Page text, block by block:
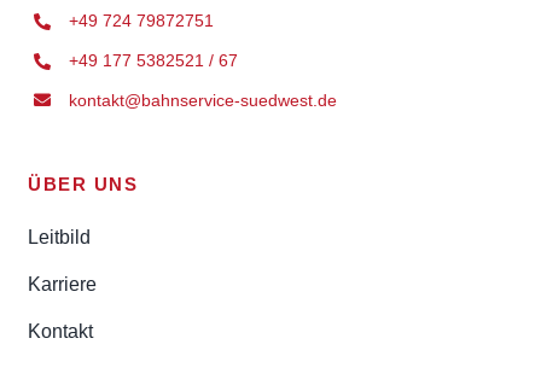
+49 724 79872751
+49 177 5382521 / 67
kontakt@bahnservice-suedwest.de
ÜBER UNS
Leitbild
Karriere
Kontakt